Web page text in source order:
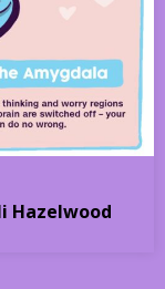
Hazelwood